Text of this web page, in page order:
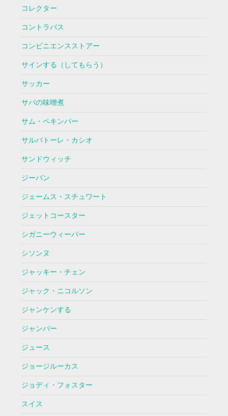
コレクター
コントラバス
コンビニエンスストアー
サインする（してもらう）
サッカー
サバの味噌煮
サム・ペキンパー
サルバトーレ・カシオ
サンドウィッチ
ジーパン
ジェームス・スチュワート
ジェットコースター
シガニーウィーバー
シソンヌ
ジャッキー・チェン
ジャック・ニコルソン
ジャンケンする
ジャンバー
ジュース
ジョージルーカス
ジョディ・フォスター
スイス